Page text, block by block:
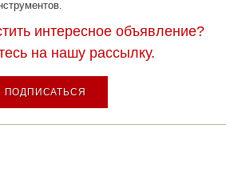
интересное объявление?
на нашу рассылку.
ПОДПИСАТЬСЯ